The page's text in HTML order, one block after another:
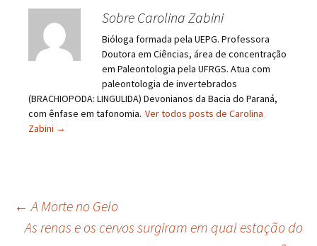
o
o
k
d
n
l
e
Sobre Carolina Zabini
Bióloga formada pela UEPG. Professora
Doutora em Ciências, área de concentração
em Paleontologia pela UFRGS. Atua com
paleontologia de invertebrados
(BRACHIOPODA: LINGULIDA) Devonianos da Bacia do Paraná,
com ênfase em tafonomia. Ver todos posts de Carolina
Zabini →
← A Morte no Gelo
As renas e os cervos surgiram em qual estação do